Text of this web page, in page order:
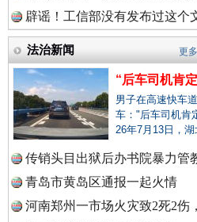
中国
中国
中国全
春天里的科技盛宴
辟谣！工信部没有发布过这个
法治新闻
“后车司机肯
男子在高速快车
车："后车司机肯
26年7月13日，湖
传销头目出狱后办书院暴力管
青岛市黄岛区通报一起火情
河南郑州一市场火灾致2死2伤
更